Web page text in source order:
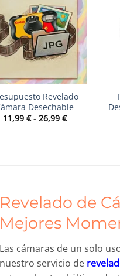
Revelado
Desechable
11,99 € - 26,99 €Rango
Revelado de
Mejores
Las cámaras de un solo
nuestro servicio de